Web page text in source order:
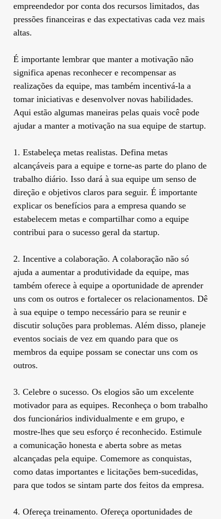
empreendedor por conta dos recursos limitados, das
pressões financeiras e das expectativas cada vez mais
altas.
É importante lembrar que manter a motivação não
significa apenas reconhecer e recompensar as
realizações da equipe, mas também incentivá-la a
tomar iniciativas e desenvolver novas habilidades.
Aqui estão algumas maneiras pelas quais você pode
ajudar a manter a motivação na sua equipe de startup.
1. Estabeleça metas realistas. Defina metas
alcançáveis ​​para a equipe e torne-as parte do plano de
trabalho diário. Isso dará à sua equipe um senso de
direção e objetivos claros para seguir. É importante
explicar os benefícios para a empresa quando se
estabelecem metas e compartilhar como a equipe
contribui para o sucesso geral da startup.
2. Incentive a colaboração. A colaboração não só
ajuda a aumentar a produtividade da equipe, mas
também oferece à equipe a oportunidade de aprender
uns com os outros e fortalecer os relacionamentos. Dê
à sua equipe o tempo necessário para se reunir e
discutir soluções para problemas. Além disso, planeje
eventos sociais de vez em quando para que os
membros da equipe possam se conectar uns com os
outros.
3. Celebre o sucesso. Os elogios são um excelente
motivador para as equipes. Reconheça o bom trabalho
dos funcionários individualmente e em grupo, e
mostre-lhes que seu esforço é reconhecido. Estimule
a comunicação honesta e aberta sobre as metas
alcançadas pela equipe. Comemore as conquistas,
como datas importantes e licitações bem-sucedidas,
para que todos se sintam parte dos feitos da empresa.
4. Ofereça treinamento. Ofereça oportunidades de